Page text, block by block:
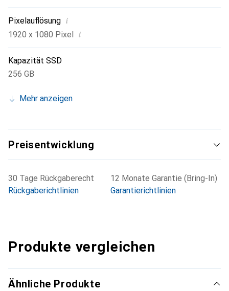
Pixelauflösung i
1920 x 1080 Pixel i
Kapazität SSD
256 GB
Mehr anzeigen
Preisentwicklung
30 Tage Rückgaberecht
Rückgaberichtlinien
12 Monate Garantie (Bring-In)
Garantierichtlinien
Produkte vergleichen
Ähnliche Produkte